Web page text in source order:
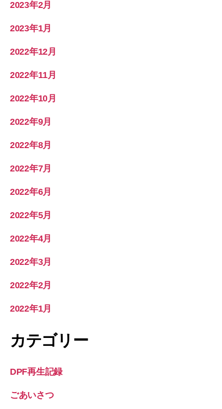
2023年2月
2023年1月
2022年12月
2022年11月
2022年10月
2022年9月
2022年8月
2022年7月
2022年6月
2022年5月
2022年4月
2022年3月
2022年2月
2022年1月
カテゴリー
DPF再生記録
ごあいさつ